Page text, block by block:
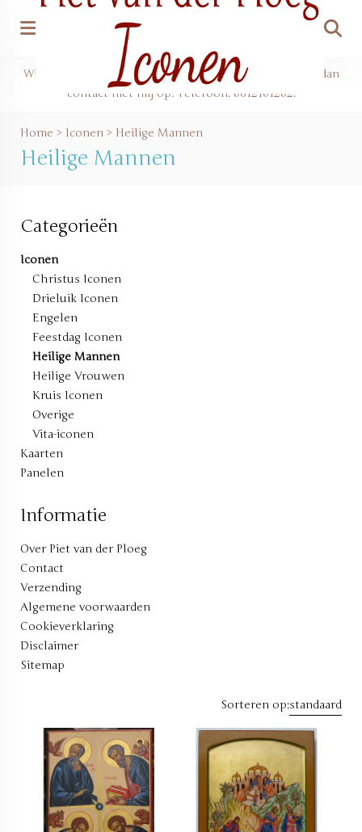
Wilt u iets bestellen of een cursus reserveren? Neem dan
contact met mij op. Telefoon: 0612101202.
Home > Iconen > Heilige Mannen
Heilige Mannen
Categorieën
Iconen
Christus Iconen
Drieluik Iconen
Engelen
Feestdag Iconen
Heilige Mannen
Heilige Vrouwen
Kruis Iconen
Overige
Vita-iconen
Kaarten
Panelen
Informatie
Over Piet van der Ploeg
Contact
Verzending
Algemene voorwaarden
Cookieverklaring
Disclaimer
Sitemap
Sorteren op:standaard